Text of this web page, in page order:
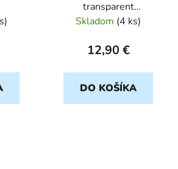
)
transparent
ULTRASLIM 0,5mm
Skladom (4 ks)
12,90 €
DO KOŠÍKA